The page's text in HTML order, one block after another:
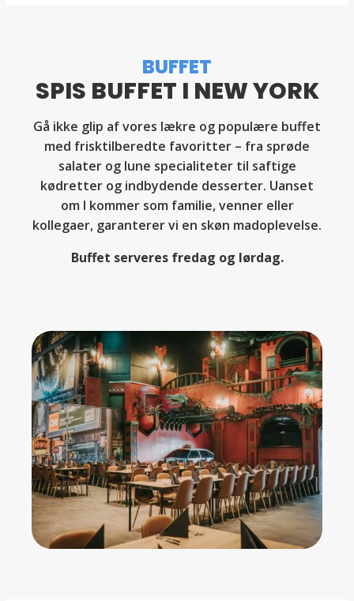
BUFFET
SPIS BUFFET I NEW YORK
Gå ikke glip af vores lækre og populære buffet
med frisktilberedte favoritter – fra sprøde
salater og lune specialiteter til saftige
kødretter og indbydende desserter. Uanset
om I kommer som familie, venner eller
kollegaer, garanterer vi en skøn madoplevelse.
Buffet serveres fredag og lørdag.